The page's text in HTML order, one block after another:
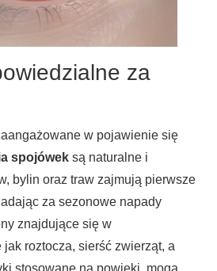
za
w pojawienie się
spojówek są naturalne i
bylin oraz traw zajmują pierwsze
za sezonowe napady
znajdujące się w
roztocza, sierść zwierząt, a
stosowane na powieki, mogą